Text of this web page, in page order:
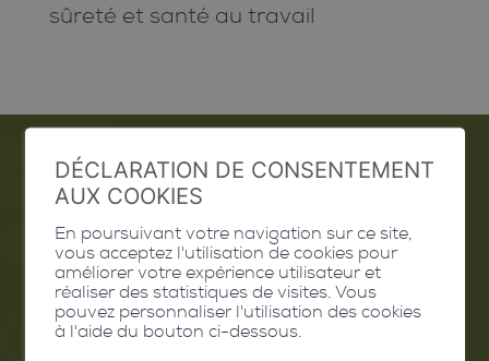
sûreté et santé au travail
Emploi
Contact
Extranet
Valais Excellence
DÉCLARATION DE CONSENTEMENT
AUX COOKIES
En poursuivant votre navigation sur ce site,
vous acceptez l'utilisation de cookies pour
améliorer votre expérience utilisateur et
réaliser des statistiques de visites. Vous
pouvez personnaliser l'utilisation des cookies
à l'aide du bouton ci-dessous.